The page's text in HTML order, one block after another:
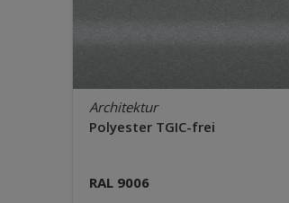
Architektur
Polyester TGIC-frei
RAL 9006